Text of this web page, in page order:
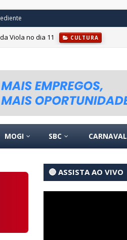
Viola no dia 11 CULTURA
MOGI SBC CARNAVAL
🔴 ASSISTA AO VIVO